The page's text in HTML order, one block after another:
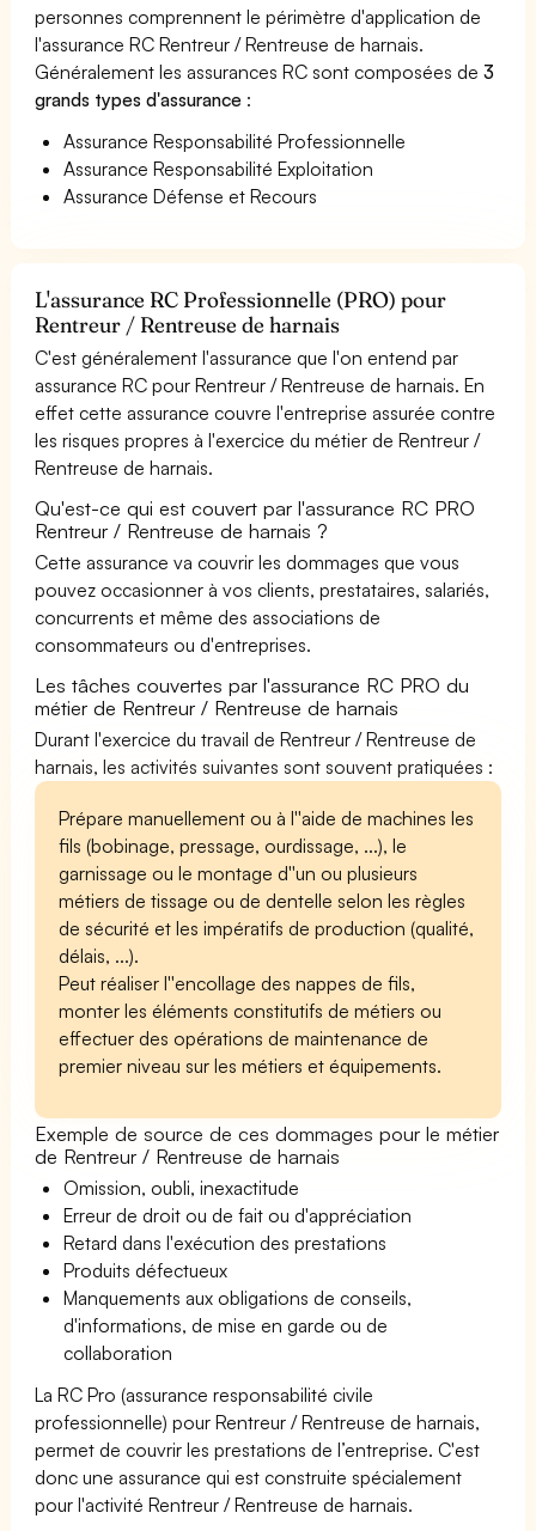
personnes comprennent le périmètre d'application de
l'assurance RC Rentreur / Rentreuse de harnais.
Généralement les assurances RC sont composées de3
grands types d'assurance :
Assurance Responsabilité Professionnelle
Assurance Responsabilité Exploitation
Assurance Défense et Recours
L'assurance RC Professionnelle (PRO) pour
Rentreur / Rentreuse de harnais
C'est généralement l'assurance que l'on entend par
assurance RC pour Rentreur / Rentreuse de harnais. En
effet cette assurance couvre l'entreprise assurée contre
les risques propres à l'exercice du métier de Rentreur /
Rentreuse de harnais.
Qu'est-ce qui est couvert par l'assurance RC PRO
Rentreur / Rentreuse de harnais ?
Cette assurance va couvrir les dommages que vous
pouvez occasionner à vos clients, prestataires, salariés,
concurrents et même des associations de
consommateurs ou d'entreprises.
Les tâches couvertes par l'assurance RC PRO du
métier de Rentreur / Rentreuse de harnais
Durant l'exercice du travail de Rentreur / Rentreuse de
harnais, les activités suivantes sont souvent pratiquées :
Prépare manuellement ou à l''aide de machines les
fils (bobinage, pressage, ourdissage, ...), le
garnissage ou le montage d''un ou plusieurs
métiers de tissage ou de dentelle selon les règles
de sécurité et les impératifs de production (qualité,
délais, ...).
Peut réaliser l''encollage des nappes de fils,
monter les éléments constitutifs de métiers ou
effectuer des opérations de maintenance de
premier niveau sur les métiers et équipements.
Exemple de source de ces dommages pour le métier
de Rentreur / Rentreuse de harnais
Omission, oubli, inexactitude
Erreur de droit ou de fait ou d'appréciation
Retard dans l'exécution des prestations
Produits défectueux
Manquements aux obligations de conseils,
d'informations, de mise en garde ou de
collaboration
La RC Pro (assurance responsabilité civile
professionnelle) pour Rentreur / Rentreuse de harnais,
permet de couvrir les prestations de l’entreprise. C'est
donc une assurance qui est construite spécialement
pour l'activité Rentreur / Rentreuse de harnais.